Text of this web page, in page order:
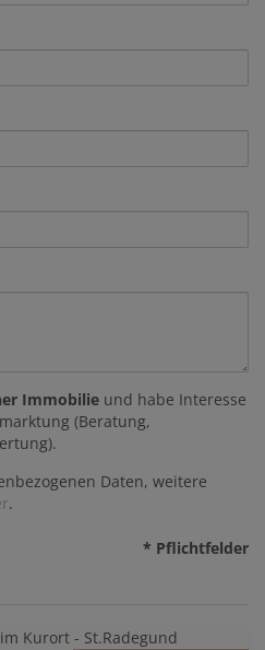
Immobilie und habe Interesse
(Beratung,
Daten, weitere
.
* Pflichtfelder